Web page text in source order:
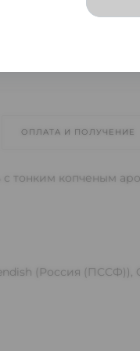
ОПЛАТА И ПОЛУЧЕНИЕ
с тонким копченым
(Россия (ПССФ)),